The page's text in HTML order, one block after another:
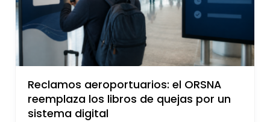
Reclamos aeroportuarios: el ORSNA
reemplaza los libros de quejas por un
sistema digital